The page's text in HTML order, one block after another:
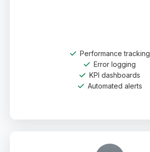
Performance tracking
Error logging
KPI dashboards
Automated alerts